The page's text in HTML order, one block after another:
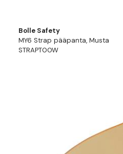
Bolle Safety
MY6 Strap pääpanta, Musta
STRAPT00W